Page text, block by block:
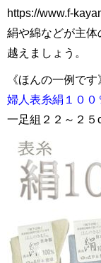
https://www.f-
絹や綿などが主体
越えましょう。
《ほんの一例です
婦人表糸絹１０
一足組２２～２